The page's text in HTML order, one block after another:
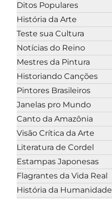
Ditos Populares
História da Arte
Teste sua Cultura
Notícias do Reino
Mestres da Pintura
Historiando Canções
Pintores Brasileiros
Janelas pro Mundo
Canto da Amazônia
Visão Crítica da Arte
Literatura de Cordel
Estampas Japonesas
Flagrantes da Vida Real
História da Humanidade